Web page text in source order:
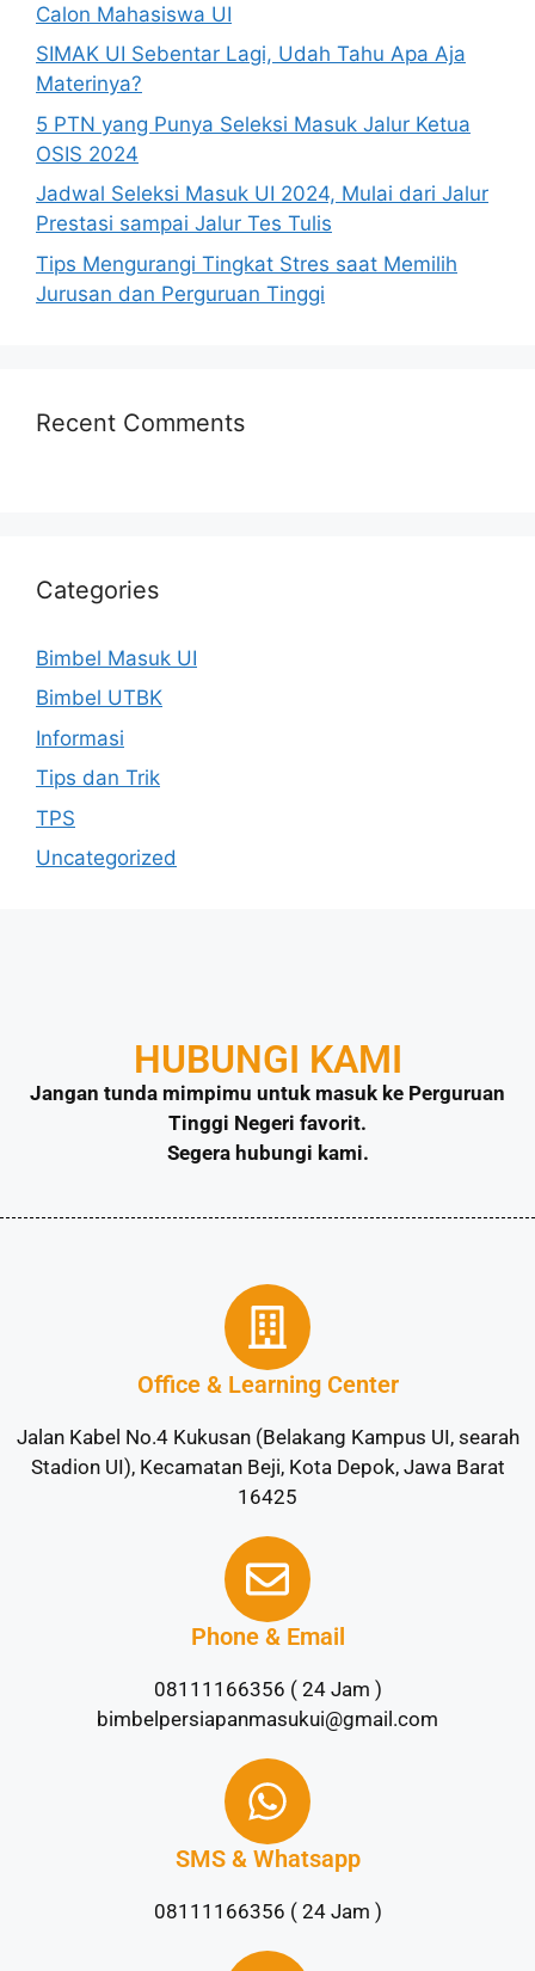
Calon Mahasiswa UI
SIMAK UI Sebentar Lagi, Udah Tahu Apa Aja
Materinya?
5 PTN yang Punya Seleksi Masuk Jalur Ketua
OSIS 2024
Jadwal Seleksi Masuk UI 2024, Mulai dari Jalur
Prestasi sampai Jalur Tes Tulis
Tips Mengurangi Tingkat Stres saat Memilih
Jurusan dan Perguruan Tinggi
Recent Comments
Categories
Bimbel Masuk UI
Bimbel UTBK
Informasi
Tips dan Trik
TPS
Uncategorized
HUBUNGI KAMI
Jangan tunda mimpimu untuk masuk ke Perguruan
Tinggi Negeri favorit.
Segera hubungi kami.
Office & Learning Center
Jalan Kabel No.4 Kukusan (Belakang Kampus UI, searah
Stadion UI), Kecamatan Beji, Kota Depok, Jawa Barat
16425
Phone & Email
08111166356 ( 24 Jam )
bimbelpersiapanmasukui@gmail.com
SMS & Whatsapp
08111166356 ( 24 Jam )